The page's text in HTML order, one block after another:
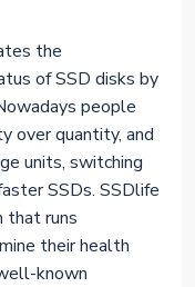
the
of SSD disks by
people
over quantity, and
units, switching
SSDs. SSDlife
that runs
their health
known